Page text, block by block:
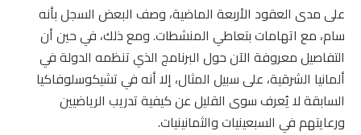
على مدى العقود الأربعة الماضية، وصف البعض السجل بأنه
سام، مع اتهامات بتعاطي المنشطات. ومع ذلك، في حين أن
التفاصيل معروفة الآن حول البرنامج الذي تنظمه الدولة في
ألمانيا الشرقية، على سبيل المثال، إلا أنه في تشيكوسلوفاكيا
السابقة لا يُعرف سوى القليل عن كيفية تدريب الرياضيين
ورعايتهم في السبعينيات والثمانينيات.